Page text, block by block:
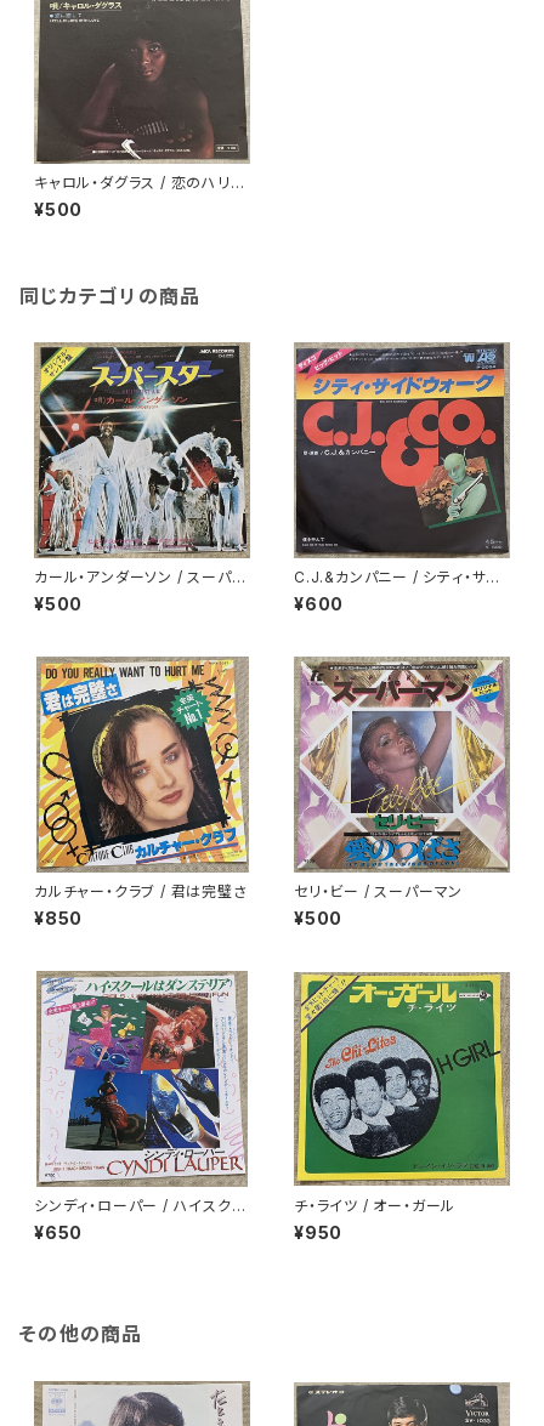
キャロル・ダグラス / 恋のハリケ
ーン
¥500
同じカテゴリの商品
カール・アンダーソン / スーパー
スター
¥500
C.J.&カンパニー / シティ・サイ
ド・ウォーク
¥600
カルチャー・クラブ / 君は完璧さ
¥850
セリ・ビー / スーパーマン
¥500
シンディ・ローパー / ハイスクー
ルはダンステリア
¥650
チ・ライツ / オー・ガール
¥950
その他の商品